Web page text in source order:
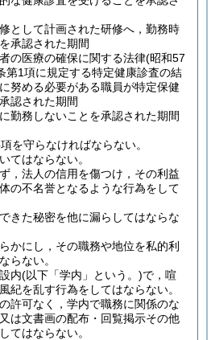
として計画された研修へ，勤務時
承認された期間
の医療の確保に関する法律(昭和57
第1項に規定する特定健康診査の結
努める必要がある職員が特定保健
認された期間
勤務しないことを承認された期間
を守らなければならない。
てはならない。
，法人の信用を傷つけ，その利益
の不名誉となるような行為をして
きた秘密を他に漏らしてはならな
かにし，その職務や地位を私的利
らない。
内(以下「学内」という。)で，喧
紀を乱す行為をしてはならない。
許可なく，学内で職務に関係のな
は文書画の配布・回覧掲示その他
てはならない。